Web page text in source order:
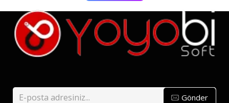
Gönder